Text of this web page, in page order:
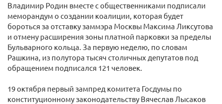
Владимир Родин вместе с общественниками подписали
меморандум о создании коалиции, которая будет
бороться за отставку заммэра Москвы Максима Ликсутова
и отмену расширения зоны платной парковки за пределы
Бульварного кольца. За первую неделю, по словам
Рашкина, из полутора тысяч столичных депутатов под
обращением подписался 121 человек.
19 октября первый зампред комитета Госдумы по
конституционному законодательству Вячеслав Лысаков